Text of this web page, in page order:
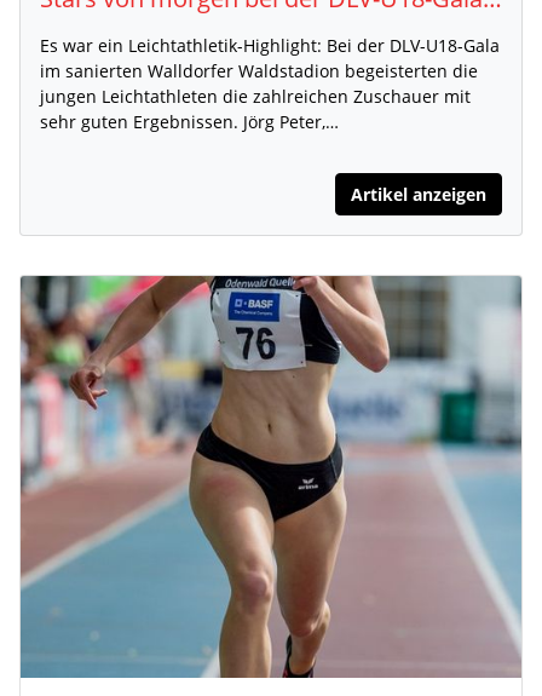
Es war ein Leichtathletik-Highlight: Bei der DLV-U18-Gala
im sanierten Walldorfer Waldstadion begeisterten die
jungen Leichtathleten die zahlreichen Zuschauer mit
sehr guten Ergebnissen. Jörg Peter,…
Artikel anzeigen